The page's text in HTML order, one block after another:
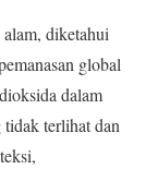
diketahui
global
dalam
tidak terlihat dan